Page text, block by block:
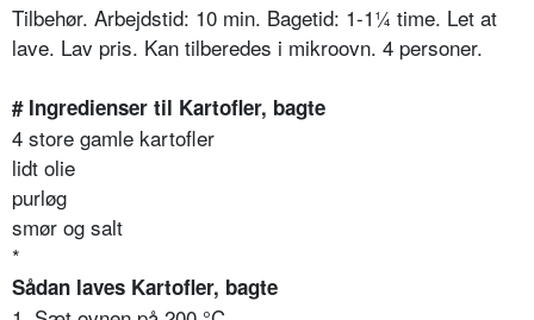
Tilbehør. Arbejdstid: 10 min. Bagetid: 1-1¼ time. Let at
lave. Lav pris. Kan tilberedes i mikroovn. 4 personer.
# Ingredienser til Kartofler, bagte
4 store gamle kartofler
lidt olie
purløg
smør og salt
*
Sådan laves Kartofler, bagte